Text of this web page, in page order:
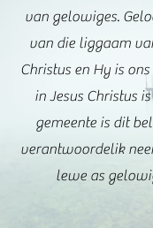
van gelowiges.
van die liggaam
Christus en Hy is
in Jesus Christus
gemeente is dit
verantwoordelik
lewe as